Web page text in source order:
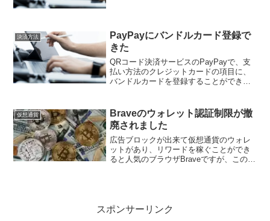
ない状況...
決済方法
PayPayにバンドルカード登録で
きた
QRコード決済サービスのPayPayで、支
払い方法のクレジットカードの項目に、
バンドルカードを登録することができま
加予定店舗を見ると居酒屋や飲食店が多
そうです...
仮想通貨
Braveのウォレット認証制限が撤
廃されました
広告ブロックが出来て仮想通貨のウォレ
ットがあり、リワードを稼ぐことができ
ると人気のブラウザBraveですが、この度
スポンサーリンク